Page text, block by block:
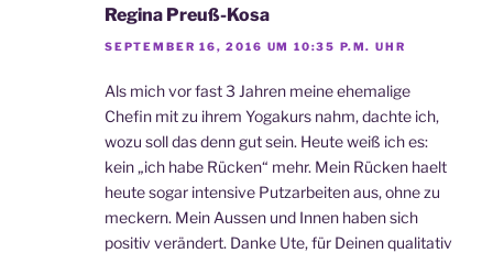
Regina Preuß-Kosa
SEPTEMBER 16, 2016 UM 10:35 P.M. UHR
Als mich vor fast 3 Jahren meine ehemalige
Chefin mit zu ihrem Yogakurs nahm, dachte ich,
wozu soll das denn gut sein. Heute weiß ich es:
kein „ich habe Rücken“ mehr. Mein Rücken haelt
heute sogar intensive Putzarbeiten aus, ohne zu
meckern. Mein Aussen und Innen haben sich
positiv verändert. Danke Ute, für Deinen qualitativ